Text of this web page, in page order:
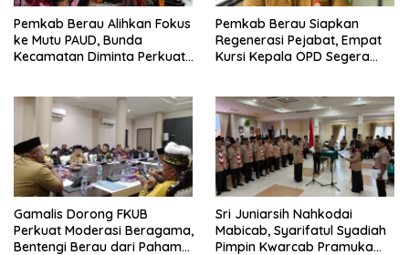
Pemkab Berau Alihkan Fokus
ke Mutu PAUD, Bunda
Kecamatan Diminta Perkuat
Pemkab Berau Siapkan
Regenerasi Pejabat, Empat
Kursi Kepala OPD Segera
Gamalis Dorong FKUB
Perkuat Moderasi Beragama,
Bentengi Berau dari Paham
Sri Juniarsih Nahkodai
Mabicab, Syarifatul Syadiah
Pimpin Kwarcab Pramuka